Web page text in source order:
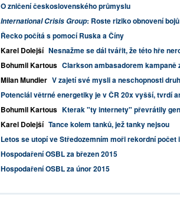
O zničení československého průmyslu
International Crisis Group: Roste riziko obnovení
Řecko počítá s pomocí Ruska a Číny
Karel Dolejší Nesnažme se dál tvářit, že této hře
Bohumil Kartous Clarkson ambasadorem
Milan Mundier V zajetí své mysli a neschopnosti
Potenciál větrné energetiky je v ČR 20x vyšší, tvrdí
Bohumil Kartous Kterak "ty internety" převrátily
Karel Dolejší Tance kolem tanků, jež tanky nejsou
Letos se utopí ve Středozemním moři rekordní počet
Hospodaření OSBL za březen 2015
Hospodaření OSBL za únor 2015